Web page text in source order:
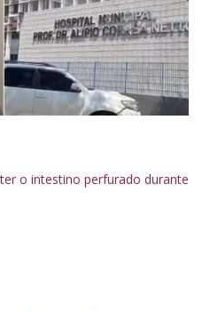
o intestino perfurado durante